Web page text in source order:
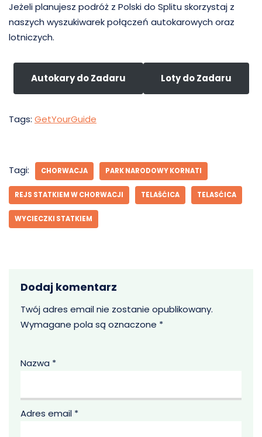
Jeżeli planujesz podróż z Polski do Splitu skorzystaj z
naszych wyszukiwarek połączeń autokarowych oraz
lotniczych.
Autokary do Zadaru Loty do Zadaru
Tags: GetYourGuide
Tagi: CHORWACJA PARK NARODOWY KORNATI
REJS STATKIEM W CHORWACJI TELAŠĆICA TELASĆICA
WYCIECZKI STATKIEM
Dodaj komentarz
Twój adres email nie zostanie opublikowany.
Wymagane pola są oznaczone *
Nazwa *
Adres email *